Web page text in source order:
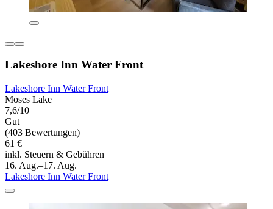
Lakeshore Inn Water Front
Lakeshore Inn Water Front
Moses Lake
7,6/10
Gut
(403 Bewertungen)
61 €
inkl. Steuern & Gebühren
16. Aug.–17. Aug.
Lakeshore Inn Water Front